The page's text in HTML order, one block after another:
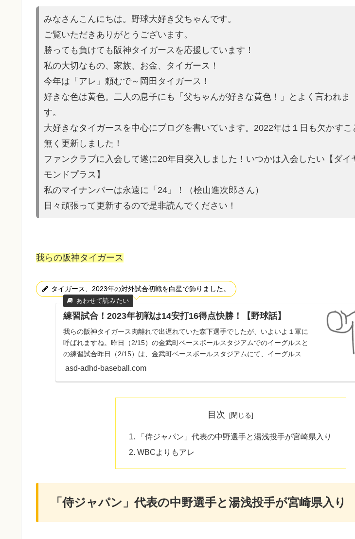
みなさんこんにちは。野球大好き父ちゃんです。
ご覧いただきありがとうございます。
勝っても負けても阪神タイガースを応援しています！
私の大切なもの、家族、お金、タイガース！
今年は「アレ」頼むで～岡田タイガース！
好きな色は黄色。二人の息子にも「父ちゃんが好きな黄色！」とよ く言われま
す。
大好きなタイガースを中心にブログを書いています。2022年は １日も欠かすこ
無く更新しました！
ファンクラブに入会して遂に20年目突入しました！いつかは入会 したい【ダイ
モンドプラス】
私のマイナンバーは永遠に「24」！（桧山進次郎さん）
日々頑張って更新するので是非読んでください！
我らの阪神タイガース
タイガース、2023年の対外試合初戦を白星で飾りました。
練習試合！2023年初戦は14安打16得点快勝！【野球話】
我らの阪神タイガース肉離れで出遅れていた森下選手でしたが、いよいよ１軍に
呼ばれますね。昨日（2/15）の金武町ベースボールスタジアムでのイーグルスと
の練習試合昨日（2/15）は、金武町ベースボールスタジアムにて、イーグルスと
の練習試合が行わ...
asd-adhd-baseball.com
目次
「侍ジャパン」代表の中野選手と湯浅投手が宮崎県入り
WBCよりもアレ
「侍ジャパン」代表の中野選手と湯浅投手が宮崎県入り